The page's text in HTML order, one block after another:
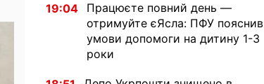
19:04
Працюєте повний день —
отримуйте єЯсла: ПФУ пояснив
умови допомоги на дитину 1-3
роки